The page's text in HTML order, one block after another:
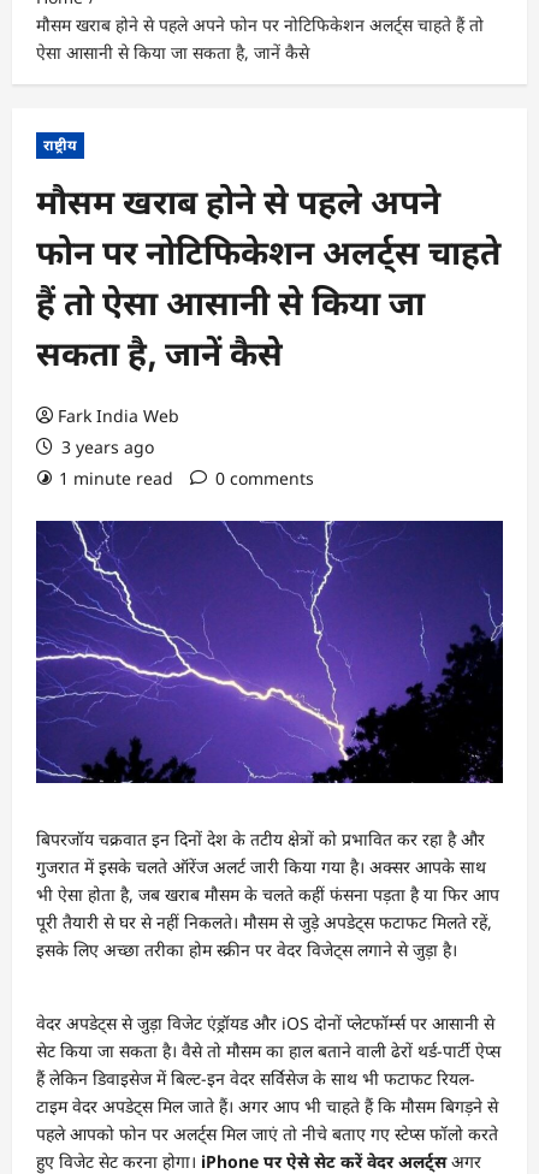
मौसम खराब होने से पहले अपने फोन पर नोटिफिकेशन अलर्ट्स चाहते हैं तो
ऐसा आसानी से किया जा सकता है, जानें कैसे
राष्ट्रीय
मौसम खराब होने से पहले अपने
फोन पर नोटिफिकेशन अलर्ट्स चाहते
हैं तो ऐसा आसानी से किया जा
सकता है, जानें कैसे
Fark India Web
3 years ago
1 minute read
0 comments
बिपरजॉय चक्रवात इन दिनों देश के तटीय क्षेत्रों को प्रभावित कर रहा है और
गुजरात में इसके चलते ऑरेंज अलर्ट जारी किया गया है। अक्सर आपके साथ
भी ऐसा होता है, जब खराब मौसम के चलते कहीं फंसना पड़ता है या फिर आप
पूरी तैयारी से घर से नहीं निकलते। मौसम से जुड़े अपडेट्स फटाफट मिलते रहें,
इसके लिए अच्छा तरीका होम स्क्रीन पर वेदर विजेट्स लगाने से जुड़ा है।
वेदर अपडेट्स से जुड़ा विजेट एंड्रॉयड और iOS दोनों प्लेटफॉर्म्स पर आसानी से
सेट किया जा सकता है। वैसे तो मौसम का हाल बताने वाली ढेरों थर्ड-पार्टी ऐप्स
हैं लेकिन डिवाइसेज में बिल्ट-इन वेदर सर्विसेज के साथ भी फटाफट रियल-
टाइम वेदर अपडेट्स मिल जाते हैं। अगर आप भी चाहते हैं कि मौसम बिगड़ने से
पहले आपको फोन पर अलर्ट्स मिल जाएं तो नीचे बताए गए स्टेप्स फॉलो करते
हुए विजेट सेट करना होगा। iPhone पर ऐसे सेट करें वेदर अलर्ट्सअगर